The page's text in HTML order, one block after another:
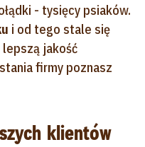
- tysięcy psiaków.
i od tego stale się
jakość
firmy poznasz
klientów